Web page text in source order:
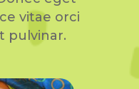
vitae orci
pulvinar.